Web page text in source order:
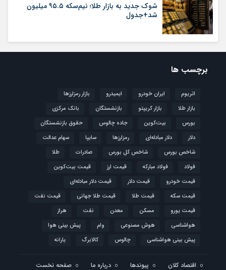
شوک جدید به بازار طلا؛ نیم‌سکه ۹۵.۵ میلیون
شد+جدول
برچسب ها
اتریوم ایران خودرو ایمیدرو
بازار رمزارزها
بازار طلا
بازار کریپتو بازنشستگان
بانک مرکزی
بورس
بیت‌کوین جاده چالوس
حقوق بازنشستگان
دلار
دلار مبادله‌ای رمزارزها سایپا
سهام عدالت
شاخص بورس
شاخص کل بورس صادرات
طلا
فولاد
فولاد مبارکه قیمت ارز
قیمت بیت‌کوین
قیمت خودرو
قیمت دلار
قیمت دلار مبادله‌ای
قیمت سکه
قیمت طلا قیمت طلا جهانی
قیمت نفت
قیمت یورو
مسکن معدن نفت
هراز
هواشناسی
هوش مصنوعی وام
پیش بینی هوا
پیش بینی هواشناسی
چالوس کالابرگ یارانه
اقتصاد کلان پیوندها درباره ما صفحه نخست